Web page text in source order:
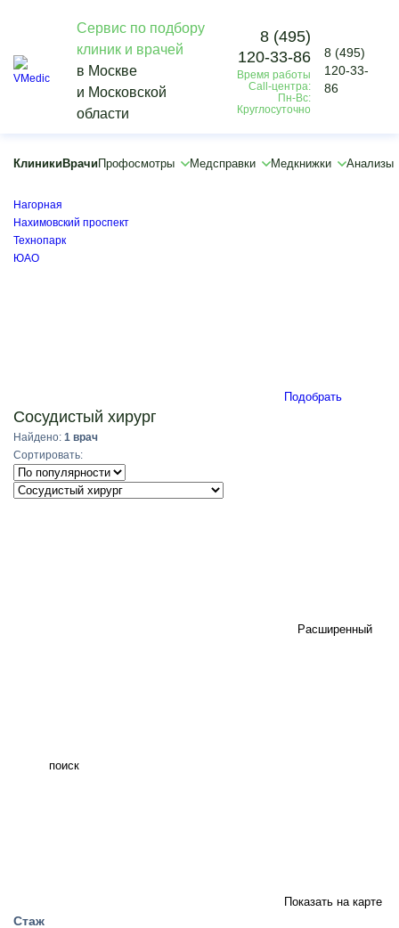
Сервис по подбору
клиник и врачей
в Москве
и Московской
области
8 (495)
120-33-86
Время работы
Call-центра:
Пн-Вс:
Круглосуточно
8 (495)
120-33-
86
Клиники Врачи Профосмотры Медсправки Медкнижки Анализы
Vmedic
Врачи
Сосудистый хирург
Коломенская
Нагорная
Нахимовский проспект
Технопарк
ЮАО
Подобрать
Сосудистый хирург
Найдено: 1 врач
Сортировать:
Расширенный
поиск
Показать на карте
Стаж